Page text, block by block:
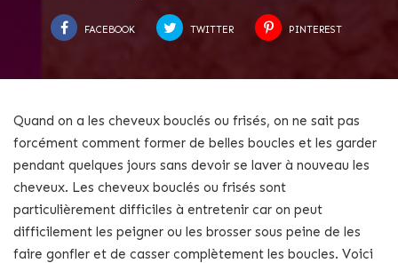
FACEBOOK TWITTER PINTEREST
Quand on a les cheveux bouclés ou frisés, on ne sait pas
forcément comment former de belles boucles et les garder
pendant quelques jours sans devoir se laver à nouveau les
cheveux. Les cheveux bouclés ou frisés sont
particulièrement difficiles à entretenir car on peut
difficilement les peigner ou les brosser sous peine de les
faire gonfler et de casser complètement les boucles. Voici